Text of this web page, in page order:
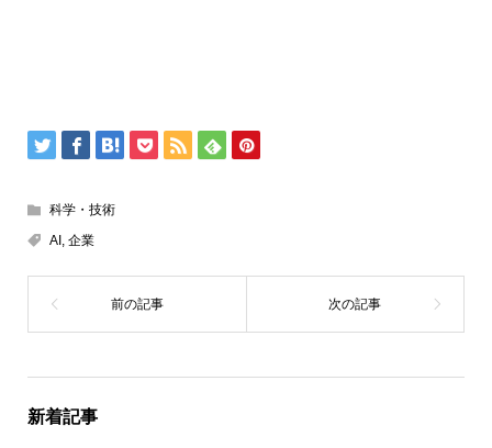
科学・技術
AI , 企業
新着記事